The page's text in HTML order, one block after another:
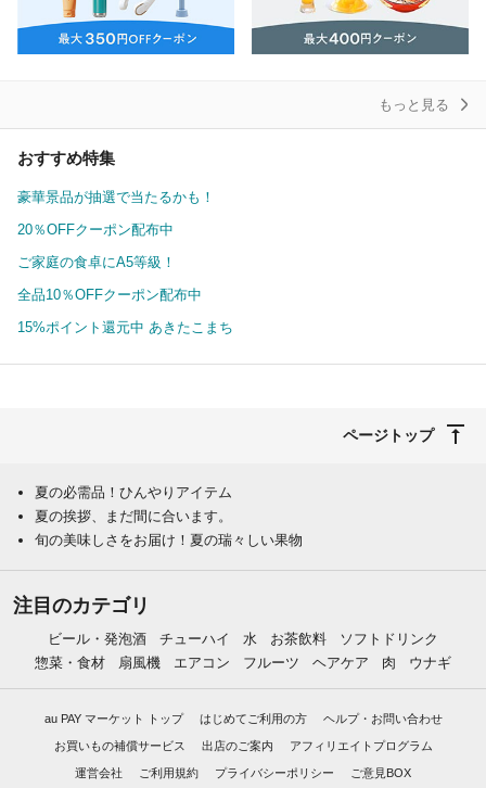
もっと見る
おすすめ特集
豪華景品が抽選で当たるかも！
20％OFFクーポン配布中
ご家庭の食卓にA5等級！
全品10％OFFクーポン配布中
15%ポイント還元中 あきたこまち
ページトップ
夏の必需品！ひんやりアイテム
夏の挨拶、まだ間に合います。
旬の美味しさをお届け！夏の瑞々しい果物
注目のカテゴリ
ビール・発泡酒 チューハイ 水 お茶飲料
ソフトドリンク
惣菜・食材
扇風機 エアコン フルーツ ヘアケア 肉 ウナギ
au PAY マーケット トップ はじめてご利用の方 ヘルプ・お問い合わせ
お買いもの補償サービス 出店のご案内 アフィリエイトプログラム
運営会社 ご利用規約 プライバシーポリシー ご意見BOX